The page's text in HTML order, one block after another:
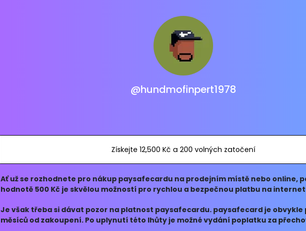
@hundmofinpert1978
Získejte 12,500 Kč a 200 volných zatočení
Ať už se rozhodnete pro nákup paysafecardu na prodejním místě nebo online,
hodnotě 500 Kč je skvělou možností pro rychlou a bezpečnou platbu na
Je však třeba si dávat pozor na platnost paysafecardu. paysafecard je obvykle
měsíců od zakoupení. Po uplynutí této lhůty je možné vydání poplatku za